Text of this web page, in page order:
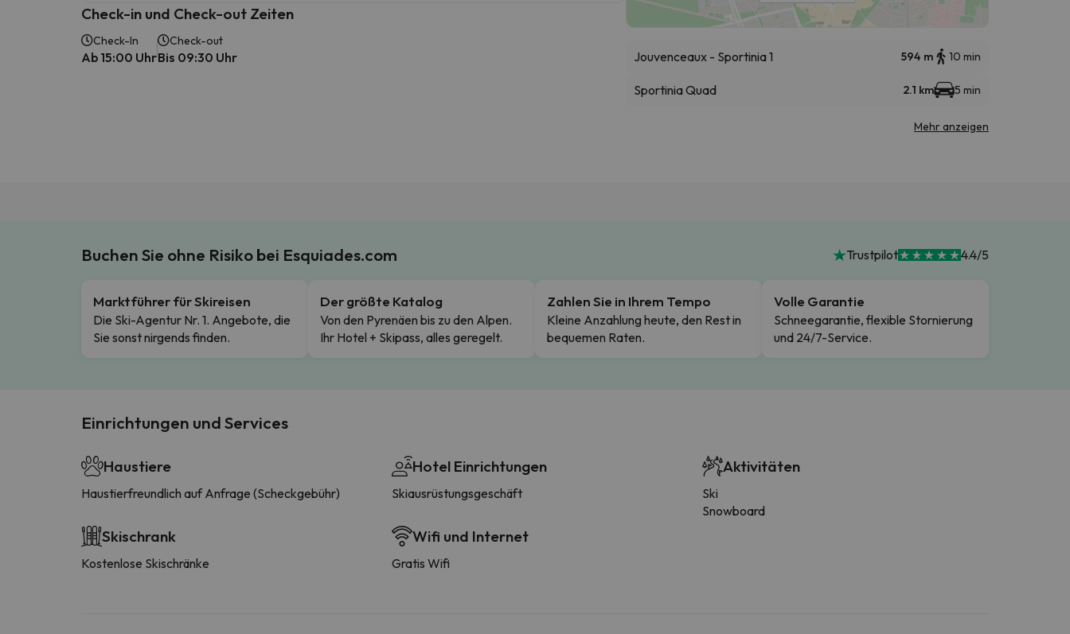
Check-in und Check-out Zeiten
Check-In
Ab 15:00 Uhr
Check-out
Bis 09:30 Uhr Jouvenceaux - Sportinia 1 594 m 10 min
Sportinia Quad 2.1 km 5 min
Mehr anzeigen
Buchen Sie ohne Risiko bei Esquiades.com Trustpilot 4.4/5
Marktführer für Skireisen
Die Ski-Agentur Nr. 1. Angebote, die
Sie sonst nirgends finden.
Der größte Katalog
Von den Pyrenäen bis zu den Alpen.
Ihr Hotel + Skipass, alles geregelt.
Zahlen Sie in Ihrem Tempo
Kleine Anzahlung heute, den Rest in
bequemen Raten.
Volle Garantie
Schneegarantie, flexible Stornierung
und 24/7-Service.
Einrichtungen und Services
Haustiere
Haustierfreundlich auf Anfrage (Scheckgebühr)
Skischrank
Kostenlose Skischränke
Hotel Einrichtungen
Skiausrüstungsgeschäft
Wifi und Internet
Gratis Wifi
Aktivitäten
Ski
Snowboard